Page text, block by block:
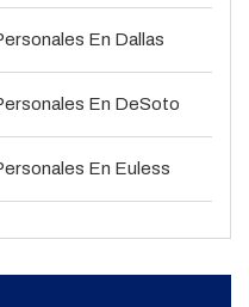
En Dallas
En DeSoto
En Euless